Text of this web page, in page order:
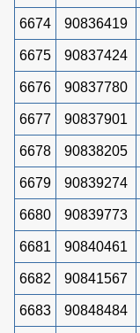
6674 90836419
6675 90837424
6676 90837780
6677 90837901
6678 90838205
6679 90839274
6680 90839773
6681 90840461
6682 90841567
6683 90848484